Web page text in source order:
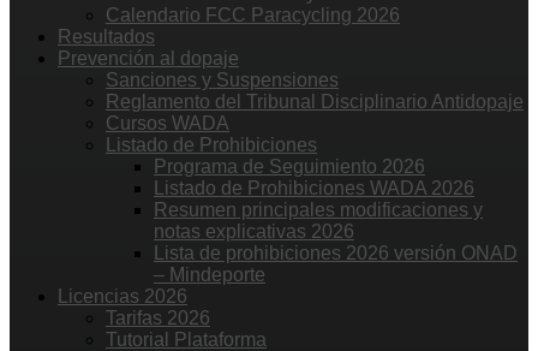
Calendario FCC Paracycling 2026
Resultados
Prevención al dopaje
Sanciones y Suspensiones
Reglamento del Tribunal Disciplinario Antidopaje
Cursos WADA
Listado de Prohibiciones
Programa de Seguimiento 2026
Listado de Prohibiciones WADA 2026
Resumen principales modificaciones y
notas explicativas 2026
Lista de prohibiciones 2026 versión ONAD
– Mindeporte
Licencias 2026
Tarifas 2026
Tutorial Plataforma